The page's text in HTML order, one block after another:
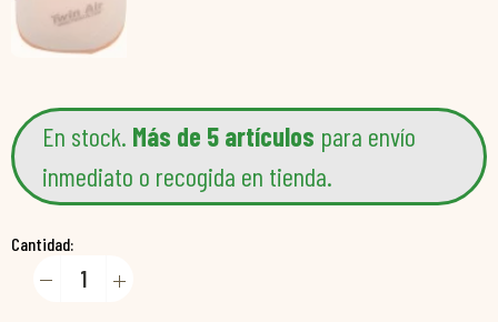
En stock. Más de 5 artículos para envío
inmediato o recogida en tienda.
Cantidad: